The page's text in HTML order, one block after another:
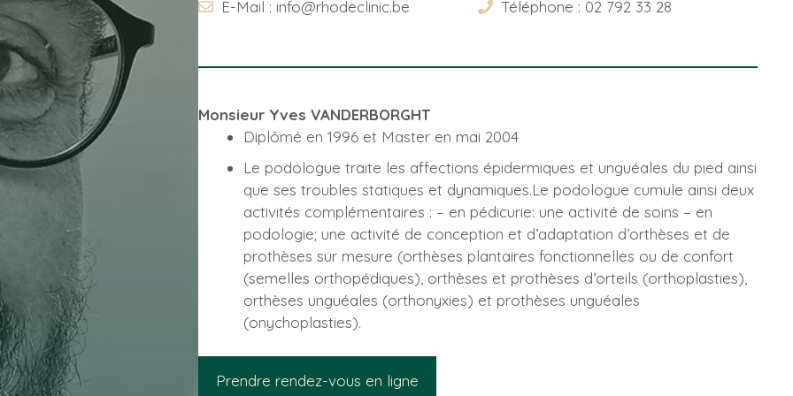
E-Mail : info@rhodeclinic.be Téléphone : 02 792 33 28
Monsieur Yves VANDERBORGHT
Diplômé en 1996 et Master en mai 2004
Le podologue traite les affections épidermiques et unguéales du pied ainsi
que ses troubles statiques et dynamiques.Le podologue cumule ainsi deux
activités complémentaires : – en pédicurie: une activité de soins – en
podologie; une activité de conception et d’adaptation d’orthèses et de
prothèses sur mesure (orthèses plantaires fonctionnelles ou de confort
(semelles orthopédiques), orthèses et prothèses d’orteils (orthoplasties),
orthèses unguéales (orthonyxies) et prothèses unguéales
(onychoplasties).
Prendre rendez-vous en ligne